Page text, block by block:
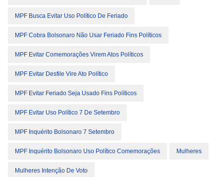
MPF Busca Evitar Uso Político De Feriado
MPF Cobra Bolsonaro Não Usar Feriado Fins Políticos
MPF Evitar Comemorações Virem Atos Políticos
MPF Evitar Desfile Vire Ato Político
MPF Evitar Feriado Seja Usado Fins Políticos
MPF Evitar Uso Político 7 De Setembro
MPF Inquérito Bolsonaro 7 Setembro
MPF Inquérito Bolsonaro Uso Político Comemorações Mulheres
Mulheres Intenção De Voto